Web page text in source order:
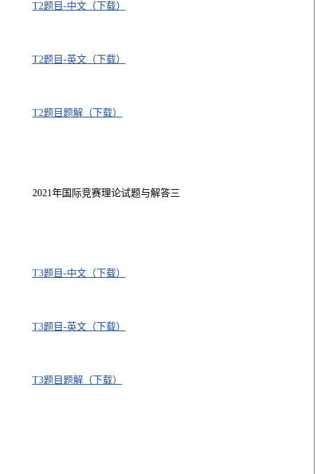
T2题目-中文（下载）
T2题目-英文（下载）
T2题目题解（下载）
2021年国际竞赛理论试题与解答三
T3题目-中文（下载）
T3题目-英文（下载）
T3题目题解（下载）